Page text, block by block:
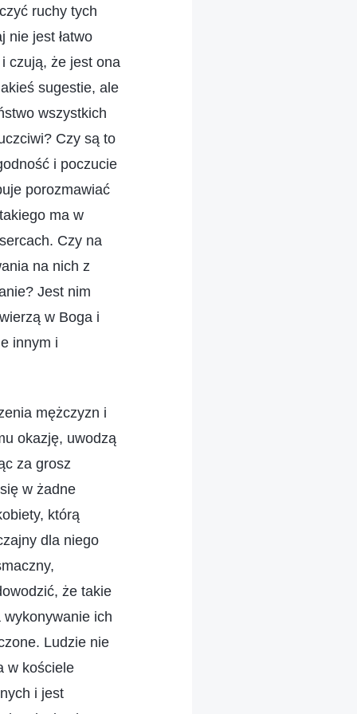
ruchy tych
nie jest łatwo
czują, że jest ona
sugestie, ale
wszystkich
Czy są to
i poczucie
porozmawiać
ma w
Czy na
na nich z
Jest nim
w Boga i
innym i
mężczyzn i
okazję, uwodzą
za grosz
w żadne
którą
dla niego
że takie
wykonywanie ich
Ludzie nie
w kościele
i jest